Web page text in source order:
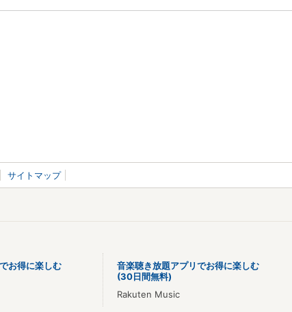
サイトマップ
お得に楽しむ
音楽聴き放題アプリでお得に楽しむ
(30日間無料)
Rakuten Music